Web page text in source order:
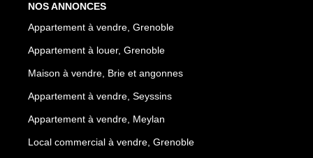
NOS ANNONCES
Appartement à vendre, Grenoble
Appartement à louer, Grenoble
Maison à vendre, Brie et angonnes
Appartement à vendre, Seyssins
Appartement à vendre, Meylan
Local commercial à vendre, Grenoble